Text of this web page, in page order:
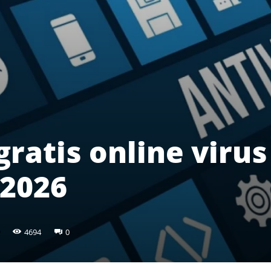
online virus
4694 0